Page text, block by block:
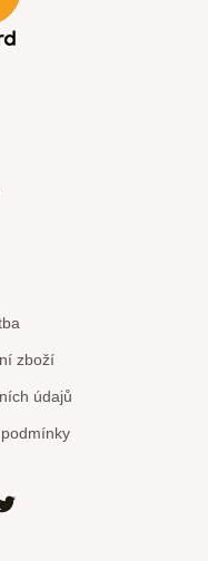
zboží
údajů